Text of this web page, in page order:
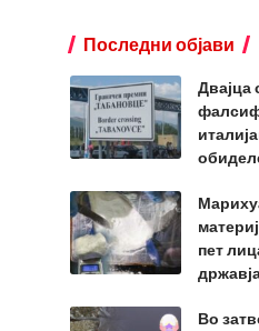
Последни објави
Двајца
пет
Во